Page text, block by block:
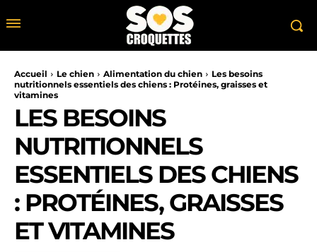
Accueil Le chien Alimentation du chien
Les besoins
nutritionnels essentiels des chiens : Protéines, graisses et
vitamines
LES BESOINS
NUTRITIONNELS
ESSENTIELS DES CHIENS
: PROTÉINES, GRAISSES
ET VITAMINES